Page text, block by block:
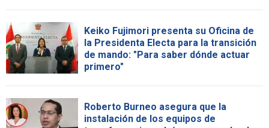
Keiko Fujimori presenta su Oficina de
la Presidenta Electa para la transición
de mando: "Para saber dónde actuar
primero"
Roberto Burneo asegura que la
instalación de los equipos de